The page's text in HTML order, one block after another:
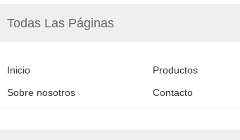
Todas Las Páginas
Inicio Productos
Sobre nosotros
Contacto